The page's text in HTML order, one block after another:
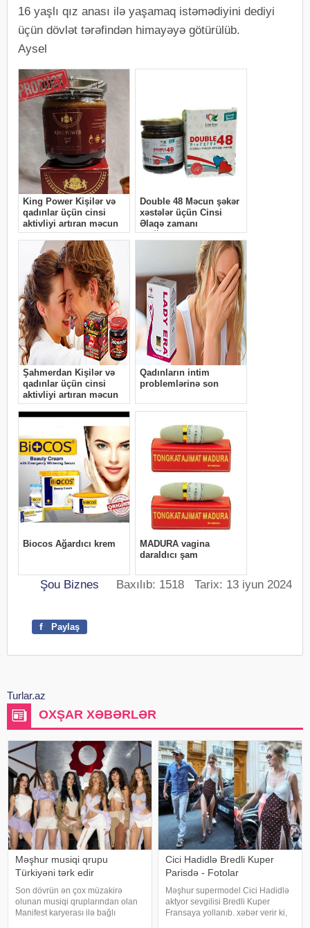
16 yaşlı qız anası ilə yaşamaq istəmədiyini dediyi
üçün dövlət tərəfindən himayəyə götürülüb.
Aysel
Şou Biznes Baxılıb: 1518 Tarix: 13 iyun 2024
f Paylaş
Turlar.az
OXŞAR XƏBƏRLƏR
Məşhur musiqi qrupu
Türkiyəni tərk edir
Son dövrün ən çox müzakirə
olunan musiqi qruplarından olan
Manifest karyerası ilə bağlı
Cici Hadidlə Bredli Kuper
Parisdə - Fotolar
Məşhur supermodel Cici Hadidlə
aktyor sevgilisi Bredli Kuper
Fransaya yollanıb. xəbər verir ki,